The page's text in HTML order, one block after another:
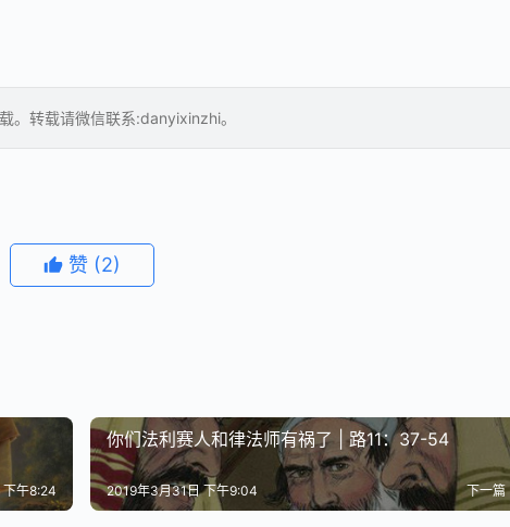
。转载请微信联系:danyixinzhi。
赞 (2)
午8:24
你们法利赛人和律法师有祸了 | 路11：37-54
下一篇
2019年3月31日 下午9:04